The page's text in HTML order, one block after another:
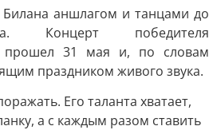
аншлагом и танцами до
Концерт победителя
прошел 31 мая и, по словам
праздником живого звука.
Его таланта хватает,
а с каждым разом ставить